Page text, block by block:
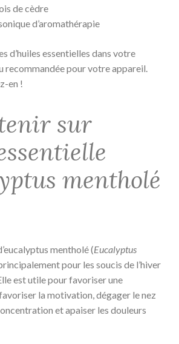
de cèdre
d’aromathérapie
d’huiles essentielles dans votre
recommandée pour votre appareil.
en !
sur
mentholé
mentholé (Eucalyptus
pour les soucis de l’hiver
est utile pour favoriser une
la motivation, dégager le nez
et apaiser les douleurs